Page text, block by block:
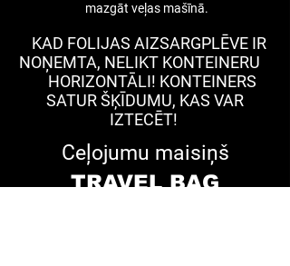
mazgāt veļas mašīnā.
KAD FOLIJAS AIZSARGPLĒVE IR
NOŅEMTA, NELIKT KONTEINERU
HORIZONTĀLI! KONTEINERS
SATUR ŠĶĪDUMU, KAS VAR
IZTECĒT!
Ceļojumu maisiņš
TRAVEL BAG